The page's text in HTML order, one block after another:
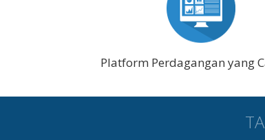
Platform Perdagangan yang